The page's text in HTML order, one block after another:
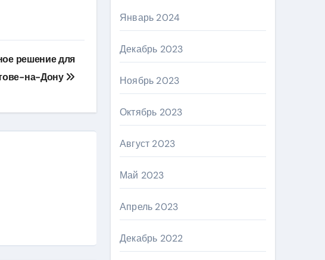
решение для
на-Дону
Январь 2024
Декабрь 2023
Ноябрь 2023
Октябрь 2023
Август 2023
Май 2023
Апрель 2023
Декабрь 2022